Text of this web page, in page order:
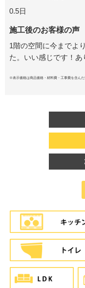
0.5日
施工後のお客様の声
1階の空間に今までよ
た。いい感じです！あ
※表示価格は商品価格・材料費・工事費を含んだ